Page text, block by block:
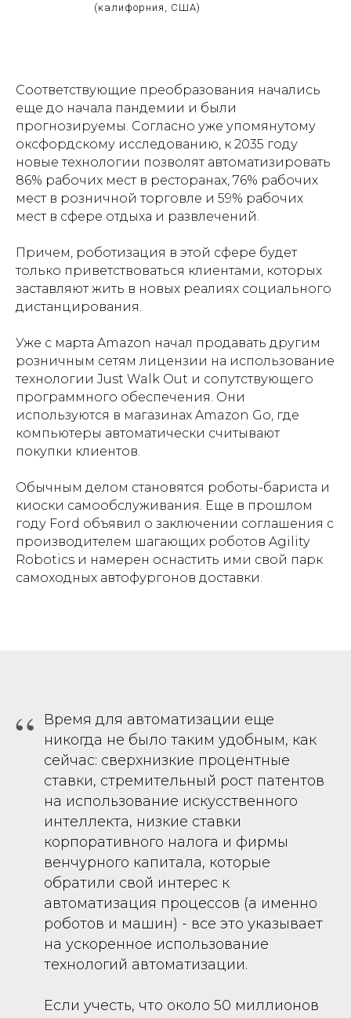
(калифорния, США)
Соответствующие преобразования начались
еще до начала пандемии и были
прогнозируемы. Согласно уже упомянутому
оксфордскому исследованию, к 2035 году
новые технологии позволят автоматизировать
86% рабочих мест в ресторанах, 76% рабочих
мест в розничной торговле и 59% рабочих
мест в сфере отдыха и развлечений.
Причем, роботизация в этой сфере будет
только приветствоваться клиентами, которых
заставляют жить в новых реалиях социального
дистанцирования.
Уже с марта Amazon начал продавать другим
розничным сетям лицензии на использование
технологии Just Walk Out и сопутствующего
программного обеспечения. Они
используются в магазинах Amazon Go, где
компьютеры автоматически считывают
покупки клиентов.
Обычным делом становятся роботы-бариста и
киоски самообслуживания. Еще в прошлом
году Ford объявил о заключении соглашения с
производителем шагающих роботов Agility
Robotics и намерен оснастить ими свой парк
самоходных автофургонов доставки.
“
Время для автоматизации еще
никогда не было таким удобным, как
сейчас: сверхнизкие процентные
ставки, стремительный рост патентов
на использование искусственного
интеллекта, низкие ставки
корпоративного налога и фирмы
венчурного капитала, которые
обратили свой интерес к
автоматизация процессов (а именно
роботов и машин) - все это указывает
на ускоренное использование
технологий автоматизации.
Если учесть, что около 50 миллионов